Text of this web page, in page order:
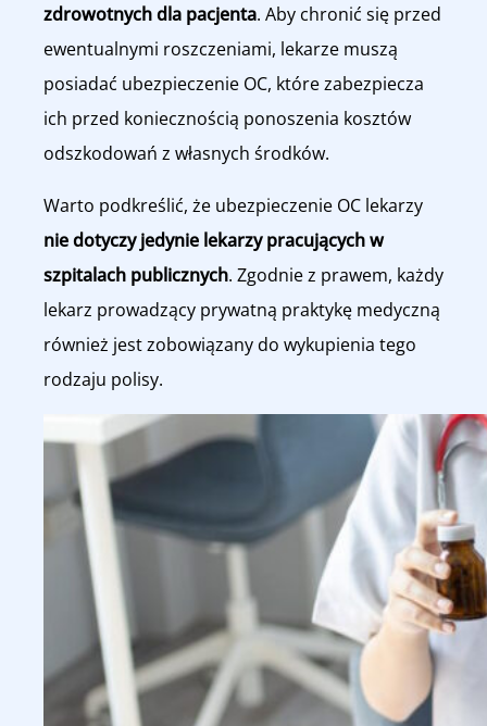
zdrowotnych dla pacjenta. Aby chronić się przed
ewentualnymi roszczeniami, lekarze muszą
posiadać ubezpieczenie OC, które zabezpiecza
ich przed koniecznością ponoszenia kosztów
odszkodowań z własnych środków.
Warto podkreślić, że ubezpieczenie OC lekarzy
nie dotyczy jedynie lekarzy pracujących w
szpitalach publicznych. Zgodnie z prawem, każdy
lekarz prowadzący prywatną praktykę medyczną
również jest zobowiązany do wykupienia tego
rodzaju polisy.